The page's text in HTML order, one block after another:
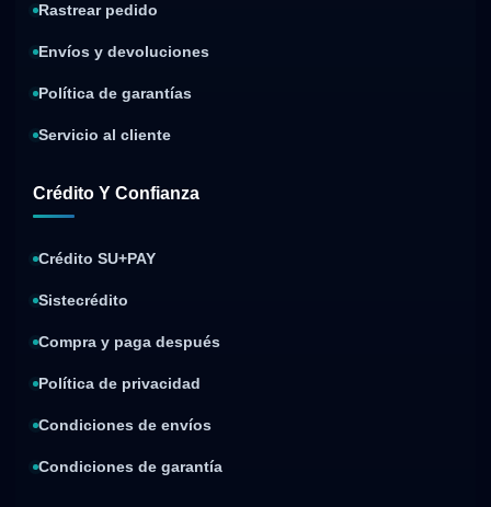
Rastrear pedido
Envíos y devoluciones
Política de garantías
Servicio al cliente
Crédito Y Confianza
Crédito SU+PAY
Sistecrédito
Compra y paga después
Política de privacidad
Condiciones de envíos
Condiciones de garantía